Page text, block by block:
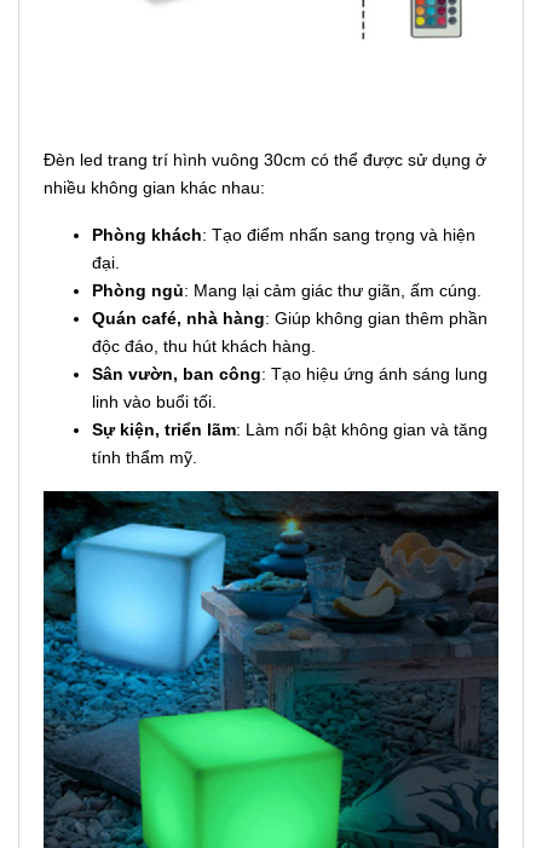
Đèn led trang trí hình vuông 30cm có thể được sử dụng ở
nhiều không gian khác nhau:
Phòng khách: Tạo điểm nhấn sang trọng và hiện
đại.
Phòng ngủ: Mang lại cảm giác thư giãn, ấm cúng.
Quán café, nhà hàng: Giúp không gian thêm phần
độc đáo, thu hút khách hàng.
Sân vườn, ban công: Tạo hiệu ứng ánh sáng lung
linh vào buổi tối.
Sự kiện, triển lãm: Làm nổi bật không gian và tăng
tính thẩm mỹ.